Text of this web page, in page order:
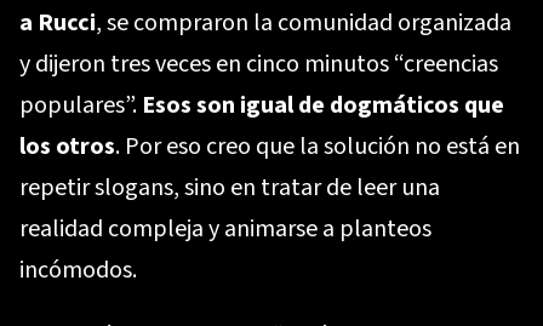
a Rucci, se compraron la comunidad organizada
y dijeron tres veces en cinco minutos “creencias
populares”. Esos son igual de dogmáticos que
los otros. Por eso creo que la solución no está en
repetir slogans, sino en tratar de leer una
realidad compleja y animarse a planteos
incómodos.